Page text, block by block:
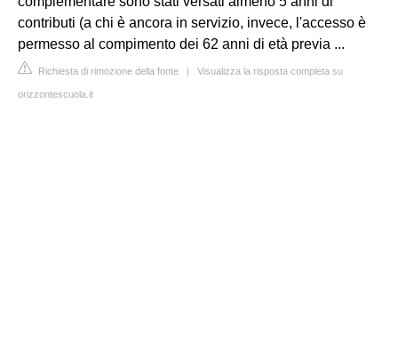
contributi (a chi è ancora in servizio, invece, l'accesso è
permesso al compimento dei 62 anni di età previa ...
Richiesta di rimozione della fonte | Visualizza la risposta completa su
orizzontescuola.it